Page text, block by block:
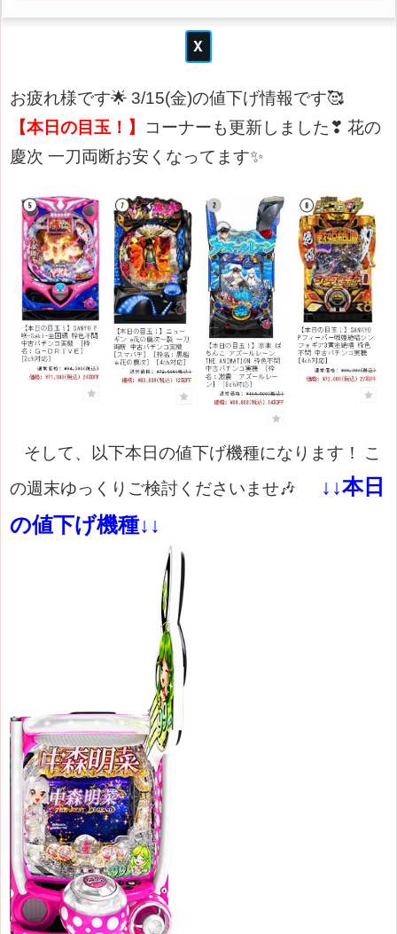
お疲れ様です🌟 3/15(金)の値下げ情報です🥰
【本日の目玉！】
コーナーも更新しました ❣ 花の
慶次 一刀両断お安くなってます✨
そして、以下本日の値下げ機種になります！
こ
の週末ゆっくりご検討くださいませ🎶
↓↓本日
の値下げ機種↓↓